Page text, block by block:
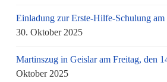
Einladung zur Erste-Hilfe-Schulung
30. Oktober 2025
Martinszug in Geislar am Freitag, den
Oktober 2025